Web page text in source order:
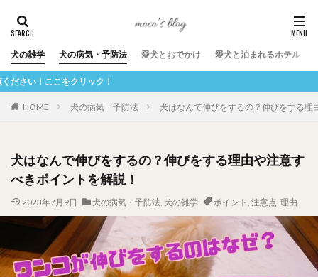
犬の雑学 犬の病気・予防法 愛犬とおでかけ 愛犬と泊まれるホテル
HOME 犬の病気・予防法 犬はなんで伸びをするの？伸びをする理
犬はなんで伸びをするの？伸びをする理由や注意す
べきポイントを解説！
2023年7月9日 犬の病気・予防法, 犬の雑学 ポイント , 注意点, 理由